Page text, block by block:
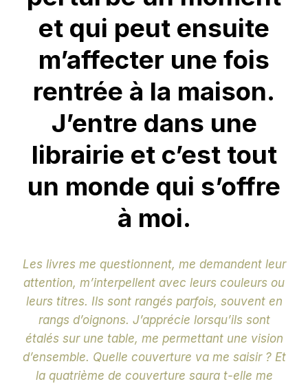
et qui peut ensuite
m’affecter une fois
rentrée à la maison.
J’entre dans une
librairie et c’est tout
un monde qui s’offre
à moi.
Les livres me questionnent, me demandent leur
attention, m’interpellent avec leurs couleurs ou
leurs titres. Ils sont rangés parfois, souvent en
rangs d’oignons. J’apprécie lorsqu’ils sont
étalés sur une table, me permettant une vision
d’ensemble. Quelle couverture va me saisir ? Et
la quatrième de couverture saura t-elle me